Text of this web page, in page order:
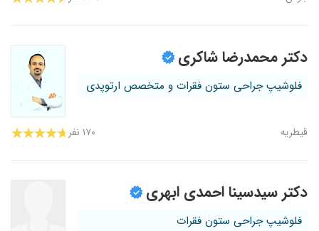
دکتر محمدرضا شاکری
فلوشیپ جراحی ستون فقرات و متخصص ارتوپدی
قیطریه ۱۷۰ نفر
دکتر سیدسینا احمدی ابهری
فلوشیپ جراحی ستون فقرات